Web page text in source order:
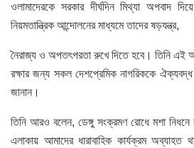
ওলামাদেরকে সরকার দীর্ঘদিন মিথ্যা অপবাদ
নিয়মতান্ত্রিক আন্দোলনের মাধ্যমে তাদের ষড়যন্ত্র,
নৈরাজ্য ও অপতৎপরতা রুখে দিতে হবে। তিনি এই
রক্ষার জন্য সকল দেশপ্রেমিক নাগরিককে
জানান।
তিনি আরও বলেন, ডেঙ্গু সংক্রমণ রোধে মশা নিধনে
এলাকায় আমাদের ধারাবাহিক কার্যক্রম